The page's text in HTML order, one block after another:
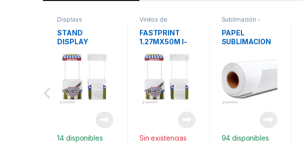
Displays
STAND
DISPLAY
CALIDAD
14 disponibles
Vinilos de
FASTPRINT
1.27MX50M I-
AMERICANO
BRILLANTE
Sin existencias
Sublimación -
PAPEL
SUBLIMACION
162CM*100M
94 disponibles